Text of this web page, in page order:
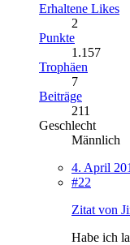
Erhaltene Likes
2
Punkte
1.157
Trophäen
7
Beiträge
211
Geschlecht
Männlich
4. April
#22
Zitat von
Habe ich